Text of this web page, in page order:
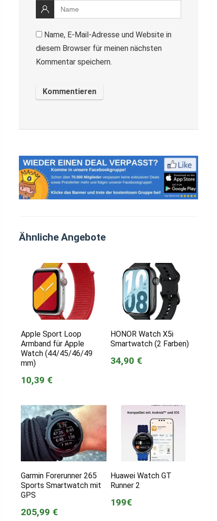
Name, E-Mail-Adresse und Website in
diesem Browser für meinen nächsten
Kommentar speichern.
Ähnliche Angebote
Apple Sport Loop
Armband für Apple
Watch (44/45/46/49
mm)
10,39 €
HONOR Watch X5i
Smartwatch (2 Farben)
34,90 €
Garmin Forerunner 265
Sports Smartwatch mit
GPS
205,99 €
Huawei Watch GT
Runner 2
199€